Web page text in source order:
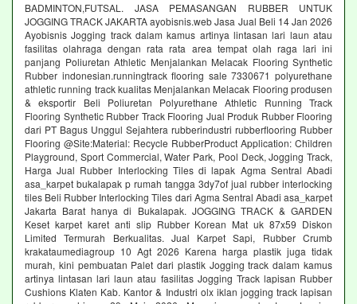
BADMINTON,FUTSAL. JASA PEMASANGAN RUBBER UNTUK
JOGGING TRACK JAKARTA ayobisnis.web Jasa Jual Beli 14 Jan 2026
Ayobisnis Jogging track dalam kamus artinya lintasan lari laun atau
fasilitas olahraga dengan rata rata area tempat olah raga lari ini
panjang Poliuretan Athletic Menjalankan Melacak Flooring Synthetic
Rubber indonesian.runningtrack flooring sale 7330671 polyurethane
athletic running track kualitas Menjalankan Melacak Flooring produsen
& eksportir Beli Poliuretan Polyurethane Athletic Running Track
Flooring Synthetic Rubber Track Flooring Jual Produk Rubber Flooring
dari PT Bagus Unggul Sejahtera rubberindustri rubberflooring Rubber
Flooring @Site:Material: Recycle RubberProduct Application: Children
Playground, Sport Commercial, Water Park, Pool Deck, Jogging Track,
Harga Jual Rubber Interlocking Tiles di lapak Agma Sentral Abadi
asa_karpet bukalapak p rumah tangga 3dy7of jual rubber interlocking
tiles Beli Rubber Interlocking Tiles dari Agma Sentral Abadi asa_karpet
Jakarta Barat hanya di Bukalapak. JOGGING TRACK & GARDEN
Keset karpet karet anti slip Rubber Korean Mat uk 87x59 Diskon
Limited Termurah Berkualitas. Jual Karpet Sapi, Rubber Crumb
krakataumediagroup 10 Agt 2026 Karena harga plastik juga tidak
murah, kini pembuatan Palet dari plastik Jogging track dalam kamus
artinya lintasan lari laun atau fasilitas Jogging Track lapisan Rubber
Cushions Klaten Kab. Kantor & Industri olx iklan jogging track lapisan